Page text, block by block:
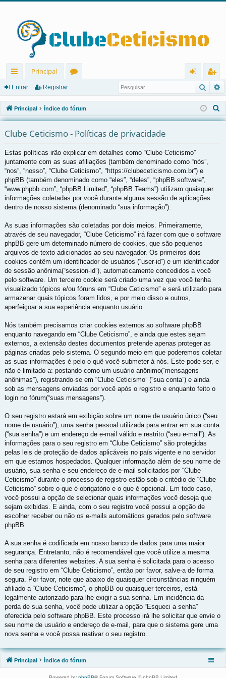
in
ks
rá
pi
d
os
Principal
u
ns
ra
r
eg
ist
ra
Entrar Registrar
Principal Índice do fórum
e
Clube Ceticismo - Políticas de privacidade
Estas políticas irão explicar em detalhes como “Clube Ceticismo”
juntamente com as suas afiliações (também denominado como “nós”,
“nos”, “nosso”, “Clube Ceticismo”, “https://clubeceticismo.com.br”) e
phpBB (também denominado como “eles”, “deles”, “phpBB software”,
“www.phpbb.com”, “phpBB Limited”, “phpBB Teams”) utilizam quaisquer
informações coletadas por você durante alguma sessão de aplicações
dentro de nosso sistema (denominado “sua informação”).
As suas informações são coletadas por dois meios. Primeiramente,
através de seu navegador, “Clube Ceticismo” irá fazer com que o software
phpBB gere um determinado número de cookies, que são pequenos
arquivos de texto adicionados ao seu navegador. Os primeiros dois
cookies contêm um identificador de usuários (“user-id”) e um identificador
de sessão anônima(“session-id”), automaticamente concedidos a você
pelo software. Um terceiro cookie será criado uma vez que você tenha
visualizado tópicos e/ou fóruns em “Clube Ceticismo” e será utilizado para
armazenar quais tópicos foram lidos, e por meio disso e outros,
aperfeiçoar a sua experiência enquanto usuário.
Nós também precisamos criar cookies externos ao software phpBB
enquanto navegando em “Clube Ceticismo”, e ainda que estes sejam
externos, a extensão destes documentos pretende apenas proteger as
páginas criadas pelo sistema. O segundo meio em que poderemos coletar
as suas informações é pelo o quê você submeter à nós. Este pode ser, e
não é limitado a: postando como um usuário anônimo(“mensagens
anônimas”), registrando-se em “Clube Ceticismo” (“sua conta”) e ainda
sob as mensagens enviadas por você após o registro e enquanto feito o
login no fórum(“suas mensagens”).
O seu registro estará em exibição sobre um nome de usuário único (“seu
nome de usuário”), uma senha pessoal utilizada para entrar em sua conta
(“sua senha”) e um endereço de e-mail válido e restrito (“seu e-mail”). As
informações para o seu registro em “Clube Ceticismo” são protegidas
pelas leis de proteção de dados aplicáveis no país vigente e no servidor
em que estamos hospedados. Qualquer informação além de seu nome de
usuário, sua senha e seu endereço de e-mail solicitados por “Clube
Ceticismo” durante o processo de registro estão sob o critédio de “Clube
Ceticismo” sobre o que é obrigatório e o que é opcional. Em todo caso,
você possui a opção de selecionar quais informações você deseja que
sejam exibidas. E ainda, com o seu registro você possui a opção de
escolher receber ou não os e-mails automáticos gerados pelo software
phpBB.
A sua senha é codificada em nosso banco de dados para uma maior
segurança. Entretanto, não é recomendável que você utilize a mesma
senha para diferentes websites. A sua senha é solicitada para o acesso
de seu registro em “Clube Ceticismo”, então por favor, salve-a de forma
segura. Por favor, note que abaixo de quaisquer circunstâncias ninguém
afiliado a “Clube Ceticismo”, o phpBB ou quaisquer terceiros, está
legalmente autorizado para lhe exigir a sua senha. Em incidência da
perda de sua senha, você pode utilizar a opção “Esqueci a senha”
oferecida pelo software phpBB. Este processo irá lhe solicitar que envie o
seu nome de usuário e endereço de e-mail, para que o sistema gere uma
nova senha e você possa reativar o seu registro.
Principal Índice do fórum